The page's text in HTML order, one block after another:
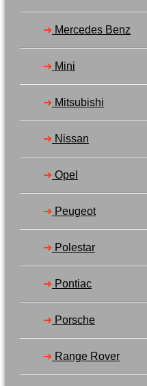
➔ Mercedes Benz
➔ Mini
➔ Mitsubishi
➔ Nissan
➔ Opel
➔ Peugeot
➔ Polestar
➔ Pontiac
➔ Porsche
➔ Range Rover